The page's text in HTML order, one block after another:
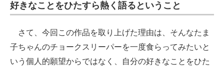
好きなことをひたすら熱く語るということ
さて、今回この作品を取り上げた理由は、そんなたま
子ちゃんのチョークスリーパーを一度食らってみたいと
いう個人的願望からではなく、自分の好きなことをひた